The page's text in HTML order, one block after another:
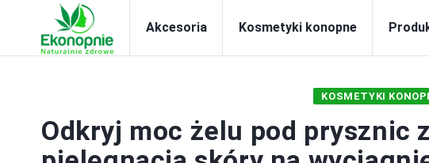
Akcesoria Kosmetyki konopne
KOSMETYKI
Odkryj moc żelu pod prysznic